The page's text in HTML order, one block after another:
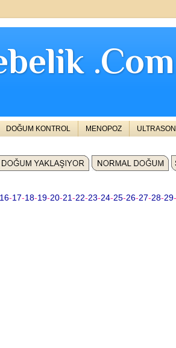
.Com
DOĞUM KONTROL MENOPOZ ULTRASON
16-17-18-19-20-21 -22-23-24-25-26-27-28-29-